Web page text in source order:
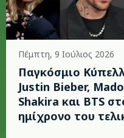
Πέμπτη, 9 Ιούλιος 2026
Παγκόσμιο
Justin Bieber,
Shakira και BTS
ημίχρονο του